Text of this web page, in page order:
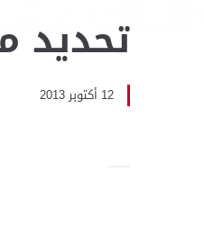
تحديد
12 أكتوبر 2013